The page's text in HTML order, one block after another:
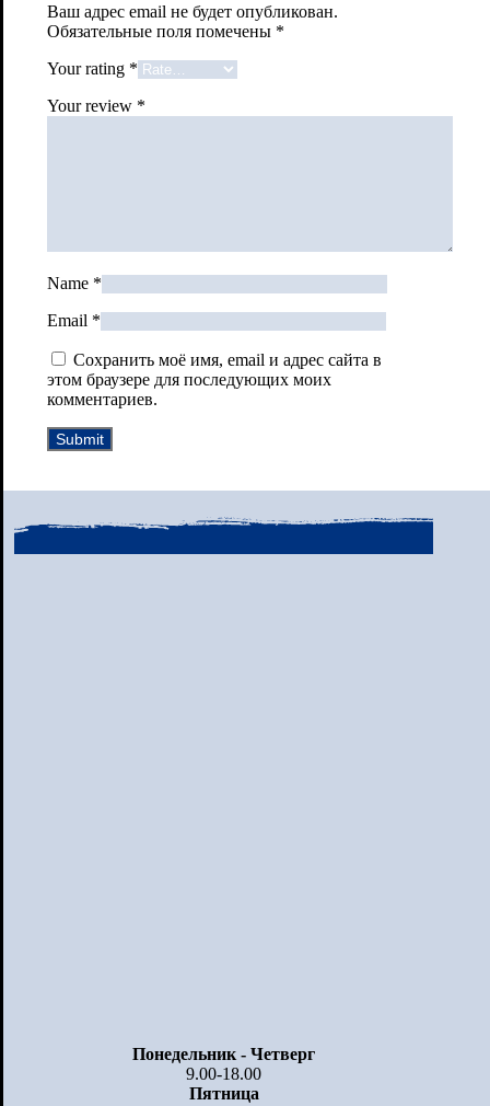
Ваш адрес email не будет опубликован.
Обязательные поля помечены *
Your rating *
Your review *
Name *
Email *
Сохранить моё имя, email и адрес сайта в
этом браузере для последующих моих
комментариев.
Понедельник - Четверг
9.00-18.00
Пятница